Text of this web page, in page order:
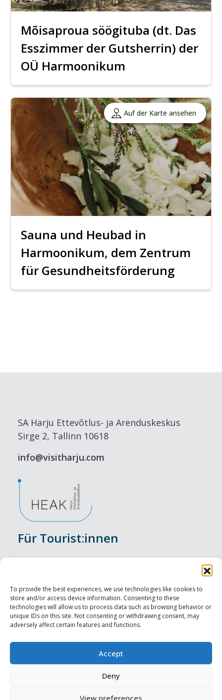
To provide the best experiences, we use technologies like cookies to
store and/or access device information. Consenting to these
technologies will allow us to process data such as browsing behavior or
unique IDs on this site. Not consenting or withdrawing consent, may
adversely affect certain features and functions.
Accept
Deny
View preferences
Mõisaproua söögituba (dt. Das
Esszimmer der Gutsherrin) der
OÜ Harmoonikum
Auf der Karte ansehen
Sauna und Heubad in
Harmoonikum, dem Zentrum
für Gesundheitsförderung
SA Harju Ettevõtlus- ja Arenduskeskus
Sirge 2, Tallinn 10618
info@visitharju.com
Für Tourist:innen
Unterkunft
Genusserlebnisse
Sehenswürdigkeiten
Für Tourismusprofis